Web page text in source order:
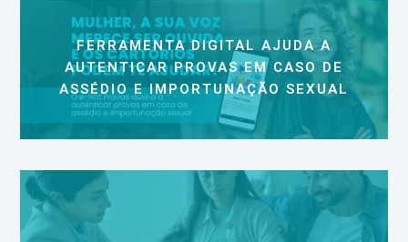
FERRAMENTA DIGITAL AJUDA A
AUTENTICAR PROVAS EM CASO DE
ASSÉDIO E IMPORTUNAÇÃO SEXUAL